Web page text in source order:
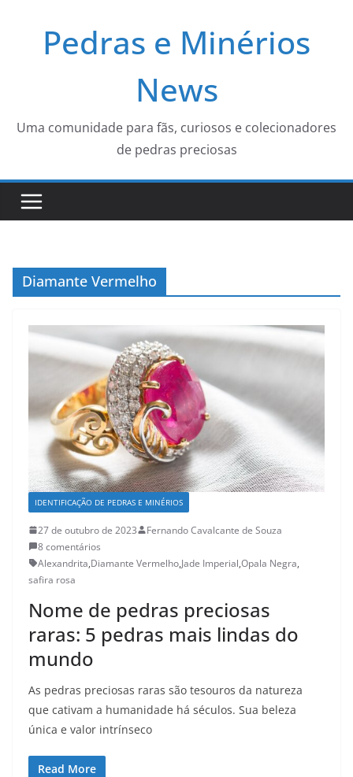
Pedras e Minérios
News
Uma comunidade para fãs, curiosos e colecionadores
de pedras preciosas
Diamante Vermelho
IDENTIFICAÇÃO DE PEDRAS E MINÉRIOS
27 de outubro de 2023
Fernando Cavalcante de Souza
8 comentários
Alexandrita,Diamante Vermelho,Jade Imperial,Opala Negra,
safira rosa
Nome de pedras preciosas
raras: 5 pedras mais lindas do
mundo
As pedras preciosas raras são tesouros da natureza
que cativam a humanidade há séculos. Sua beleza
única e valor intrínseco
Read More